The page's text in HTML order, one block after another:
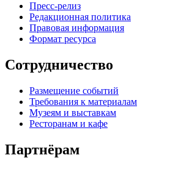
Пресс-релиз
Редакционная политика
Правовая информация
Формат ресурса
Сотрудничество
Размещение событий
Требования к материалам
Музеям и выставкам
Ресторанам и кафе
Партнёрам